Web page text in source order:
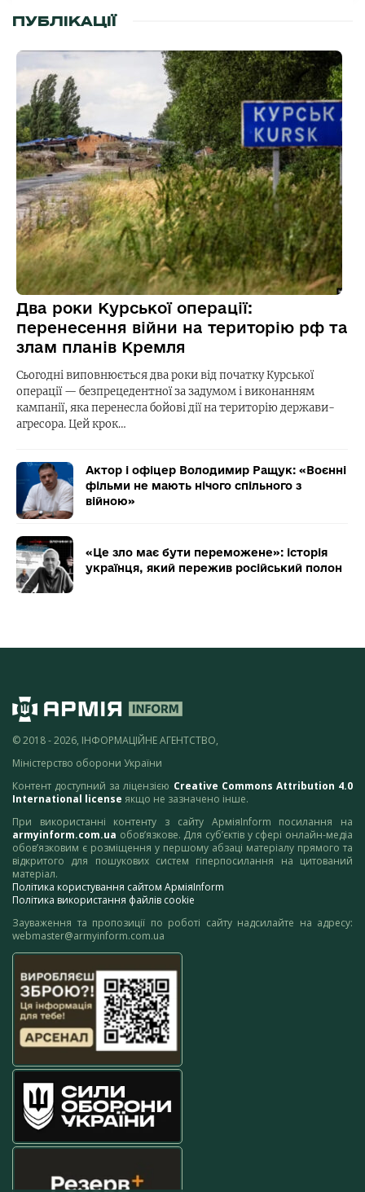
ПУБЛІКАЦІЇ
Два роки Курської операції:
перенесення війни на територію рф та
злам планів Кремля
Сьогодні виповнюється два роки від початку Курської
операції — безпрецедентної за задумом і виконанням
кампанії, яка перенесла бойові дії на територію держави-
агресора. Цей крок…
Актор і офіцер Володимир Ращук: «Воєнні
фільми не мають нічого спільного з
війною»
«Це зло має бути переможене»: історія
українця, який пережив російський полон
© 2018 - 2026, ІНФОРМАЦІЙНЕ АГЕНТСТВО,
Міністерство оборони України
Контент доступний за ліцензією Creative Commons Attribution 4.0
International license якщо не зазначено інше.
При використанні контенту з сайту АрміяInform посилання на
armyinform.com.ua обов’язкове. Для суб’єктів у сфері онлайн-медіа
обов’язковим є розміщення у першому абзаці матеріалу прямого та
відкритого для пошукових систем гіперпосилання на цитований
матеріал.
Політика користування сайтом АрміяInform
Політика використання файлів cookie
Зауваження та пропозиції по роботі сайту надсилайте на адресу:
webmaster@armyinform.com.ua